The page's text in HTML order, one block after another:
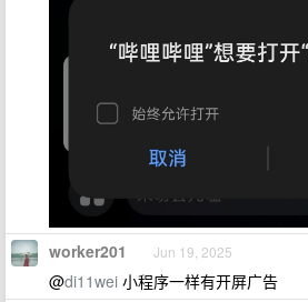
worker201 Jun 19, 2025
@di11wei 小程序一样有开屏广告